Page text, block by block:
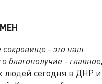
- это наш
благополучие -
людей сегодня в ДНР